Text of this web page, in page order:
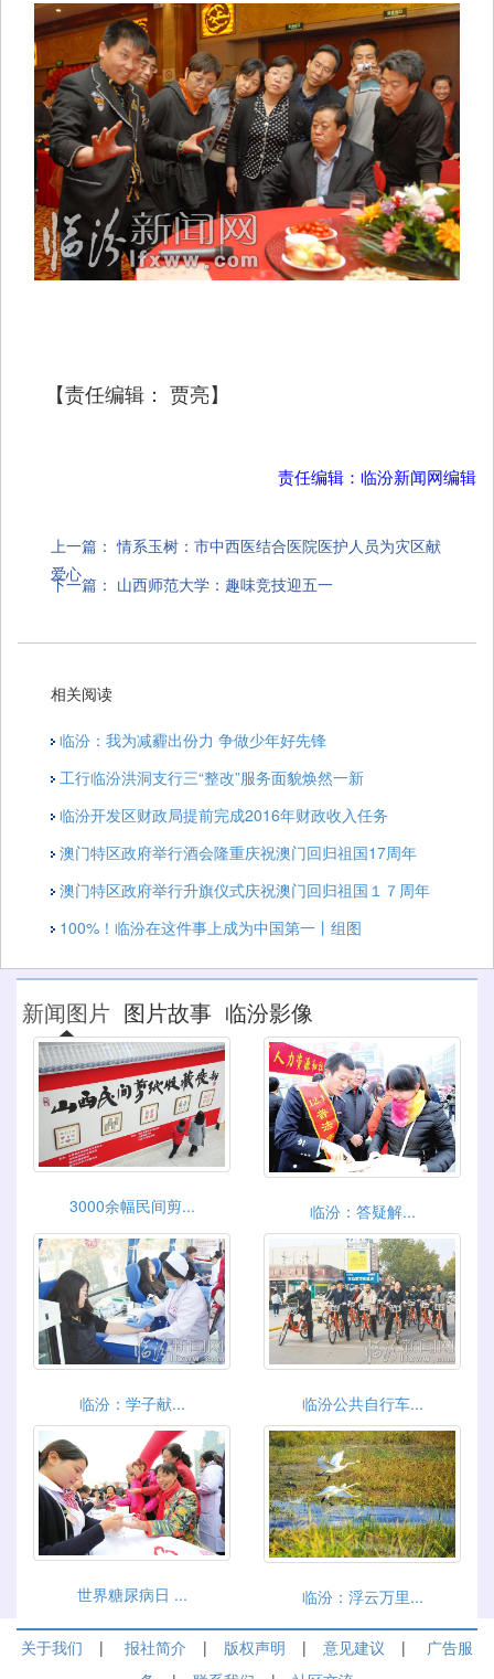
【责任编辑： 贾亮】
责任编辑：临汾新闻网编辑
上一篇：情系玉树：市中西医结合医院医护人员为灾区献
爱心
下一篇： 山西师范大学：趣味竞技迎五一
相关阅读
临汾：我为减霾出份力 争做少年好先锋
工行临汾洪洞支行三“整改”服务面貌焕然一新
临汾开发区财政局提前完成2016年财政收入任务
澳门特区政府举行酒会隆重庆祝澳门回归祖国17周年
澳门特区政府举行升旗仪式庆祝澳门回归祖国１７周年
100%！临汾在这件事上成为中国第一丨组图
新闻图片 图片故事 临汾影像
3000余幅民间剪... 临汾：答疑解...
临汾：学子献... 临汾公共自行车...
世界糖尿病日 ... 临汾：浮云万里...
关于我们 | 报社简介 | 版权声明 | 意见建议 |
广告服